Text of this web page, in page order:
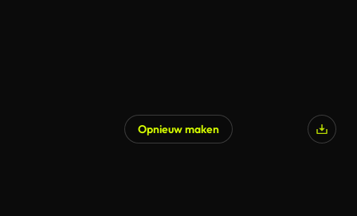
Opnieuw maken